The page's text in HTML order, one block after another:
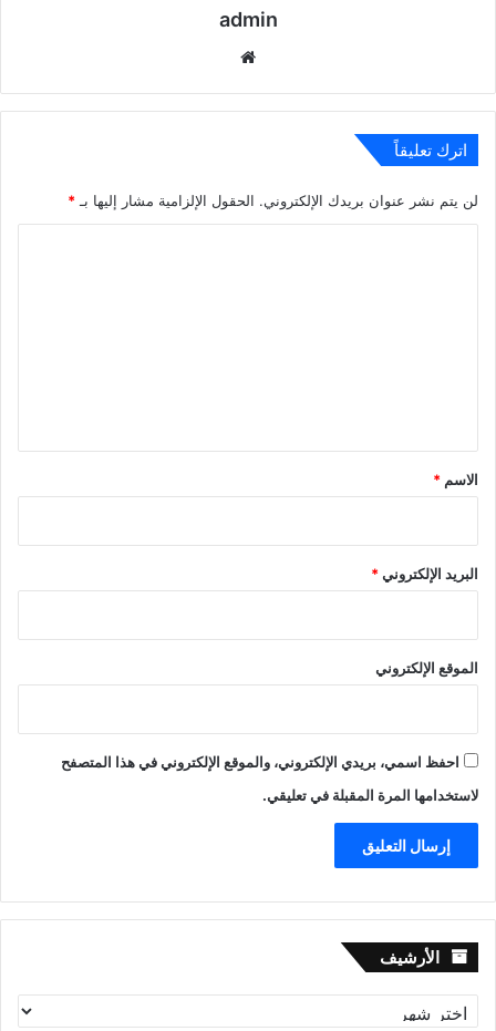
admin
اترك تعليقاً
لن يتم نشر عنوان بريدك الإلكتروني. الحقول الإلزامية مشار إليها بـ *
*
الاسم *
البريد الإلكتروني*
الموقع الإلكتروني
احفظ اسمي، بريدي الإلكتروني، والموقع الإلكتروني في هذا المتصفح
لاستخدامها المرة المقبلة في تعليقي.
الأرشيف الأرشيف